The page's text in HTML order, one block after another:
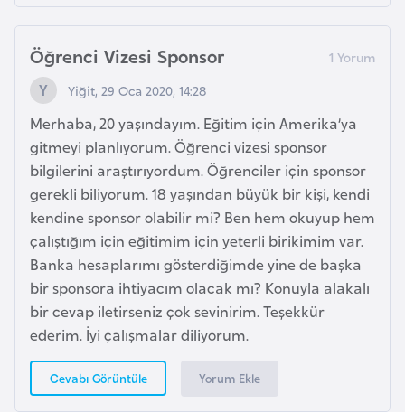
Öğrenci Vizesi Sponsor
Yiğit, 29 Oca 2020, 14:28
Merhaba, 20 yaşındayım. Eğitim için Amerika’ya
gitmeyi planlıyorum. Öğrenci vizesi sponsor
bilgilerini araştırıyordum. Öğrenciler için sponsor
gerekli biliyorum. 18 yaşından büyük bir kişi, kendi
kendine sponsor olabilir mi? Ben hem okuyup hem
çalıştığım için eğitimim için yeterli birikimim var.
Banka hesaplarımı gösterdiğimde yine de başka
bir sponsora ihtiyacım olacak mı? Konuyla alakalı
bir cevap iletirseniz çok sevinirim. Teşekkür
ederim. İyi çalışmalar diliyorum.
Cevabı Görüntüle Yorum Ekle
u
K
n
a
d
a
K
a
r
a
ğ